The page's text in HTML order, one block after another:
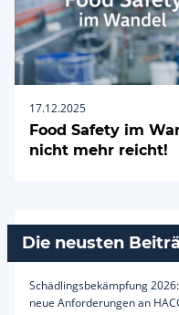
17.12.2025
Food Safety im
nicht mehr reicht!
Die neusten
Schädlingsbekämpfung
neue Anforderungen an